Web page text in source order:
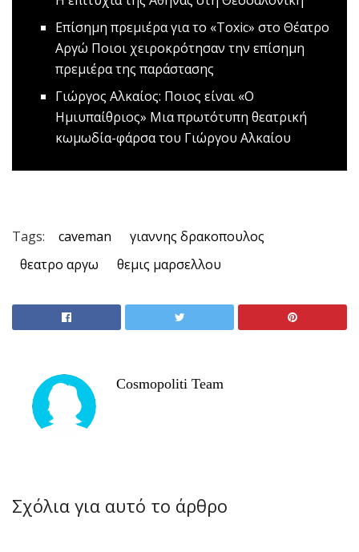
Eπίσημη πρεμιέρα για το «Toxic» στο Θέατρο
Αργώ Ποιοι χειροκρότησαν την επίσημη
πρεμιέρα της παράστασης
Γιώργος Αλκαίος: Ποιος είναι «Ο
Ημιυπαίθριος» Μια πρωτότυπη θεατρική
κωμωδία-φάρσα του Γιώργου Αλκαίου
Tags: caveman
γιαννης δρακοπουλος
θεατρο αργω
θεμις μαρσελλου
Cosmopoliti Team
Σχόλια για αυτό το άρθρο